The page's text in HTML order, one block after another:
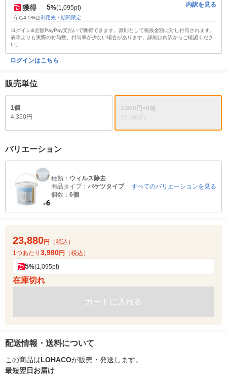
獲得 5%(1,095pt)
うち4.5%は利用先・期間限定
内訳を見る
ログイン&全額PayPay支払いで獲得できます。原則として税抜金額に対し付与されます。
表示よりも実際の付与数、付与率が少ない場合があります。詳細は内訳からご確認くださ
い。
ログインはこちら
販売単位
1個
4,350円
3,980円×6個
23,880円
バリエーション
種類： ウィルス除去
商品タイプ： バケツタイプ
個数： 6個
すべてのバリエーションを見る
23,880円
（税込）
1つあたり 3,980円 （税込）
5%(1,095pt)
在庫切れ
カートに入れる
配送情報・送料について
この商品はLOHACOが販売・発送します。
最短翌日お届け